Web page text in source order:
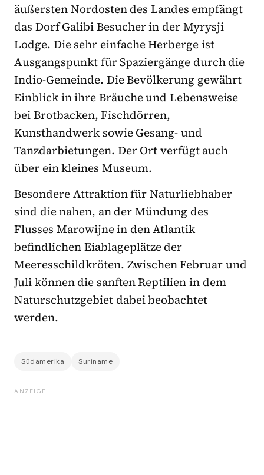
äußersten Nordosten des Landes empfängt
das Dorf Galibi Besucher in der Myrysji
Lodge. Die sehr einfache Herberge ist
Ausgangspunkt für Spaziergänge durch die
Indio-Gemeinde. Die Bevölkerung gewährt
Einblick in ihre Bräuche und Lebensweise
bei Brotbacken, Fischdörren,
Kunsthandwerk sowie Gesang- und
Tanzdarbietungen. Der Ort verfügt auch
über ein kleines Museum.
Besondere Attraktion für Naturliebhaber
sind die nahen, an der Mündung des
Flusses Marowijne in den Atlantik
befindlichen Eiablageplätze der
Meeresschildkröten. Zwischen Februar und
Juli können die sanften Reptilien in dem
Naturschutzgebiet dabei beobachtet
werden.
Südamerika Suriname
ANZEIGE